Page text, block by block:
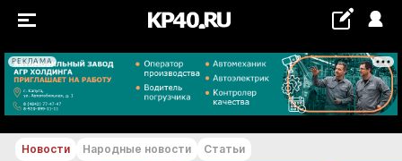
РЕКЛАМА
+26...+27 °С
Новости Народные новости Статьи